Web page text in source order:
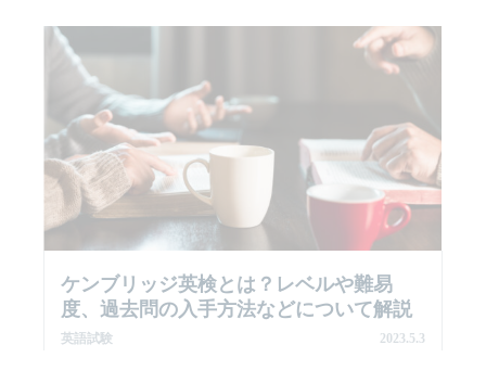
ケンブリッジ英検とは？レベルや難易
度、過去問の入手方法などについて解説
英語試験 2023.5.3